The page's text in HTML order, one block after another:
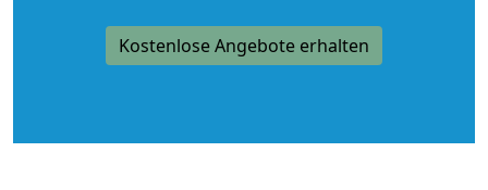
Kostenlose Angebote erhalten